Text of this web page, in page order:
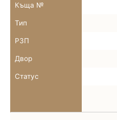
Къща №
Тип
РЗП
Двор
Статус